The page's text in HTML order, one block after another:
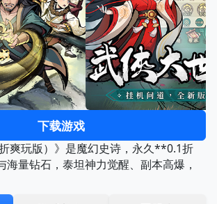
下载游戏
爽玩版）》是魔幻史诗，永久**0.1折
量钻石，泰坦神力觉醒、副本高爆，